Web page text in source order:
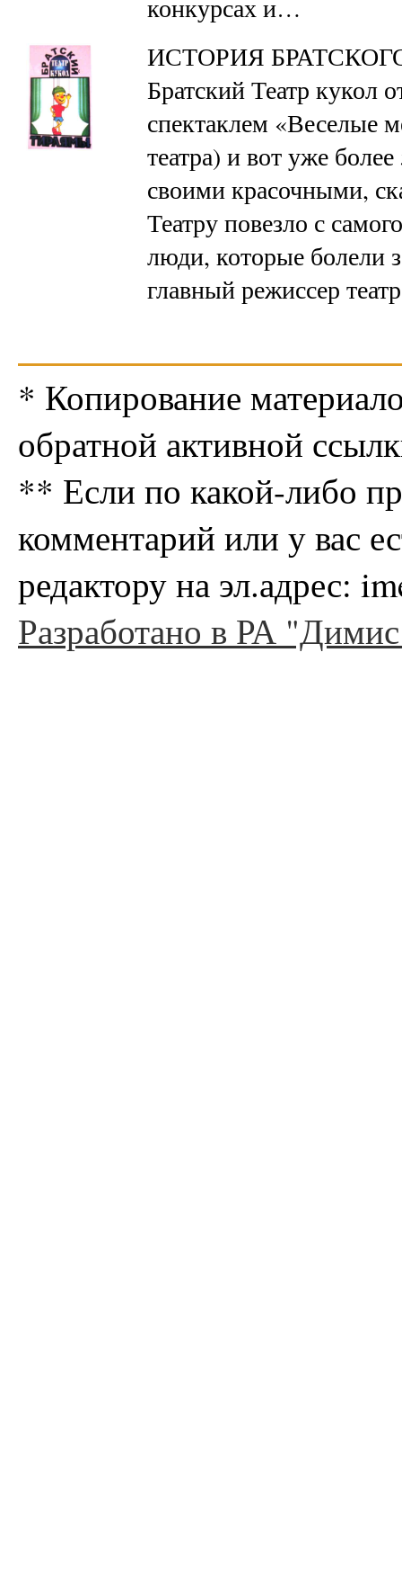
конкурсах и…
ИСТОРИЯ
Братский Театр кукол
спектаклем «Веселые
театра) и вот уже
своими красочными,
Театру повезло с
люди, которые болели
главный режиссер
* Копирование
обратной активной
** Если по какой-либо
комментарий или у вас
редактору на эл.адрес:
Разработано в РА